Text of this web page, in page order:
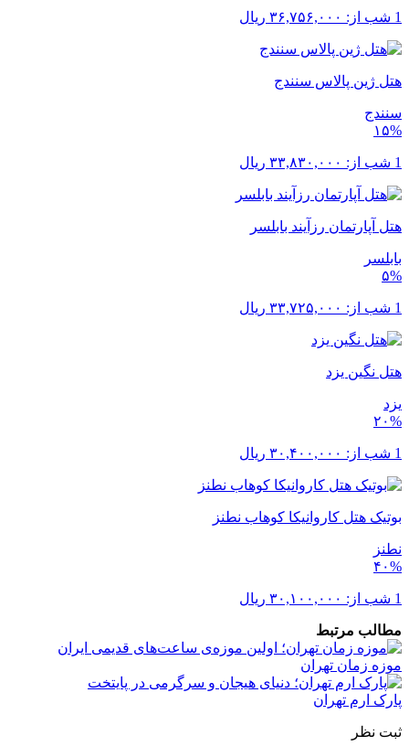
1 شب از: ۳۶,۷۵۶,۰۰۰ ریال
هتل ژین پالاس سنندج
سنندج
۱۵%
1 شب از: ۳۳,۸۳۰,۰۰۰ ریال
هتل آپارتمان رزآیند بابلسر
بابلسر
۵%
1 شب از: ۳۳,۷۲۵,۰۰۰ ریال
هتل نگین یزد
یزد
۲۰%
1 شب از: ۳۰,۴۰۰,۰۰۰ ریال
بوتیک هتل کاروانیکا کوهاب نطنز
نطنز
۴۰%
1 شب از: ۳۰,۱۰۰,۰۰۰ ریال
مطالب مرتبط
موزه زمان تهران
پارک ارم تهران
ثبت نظر